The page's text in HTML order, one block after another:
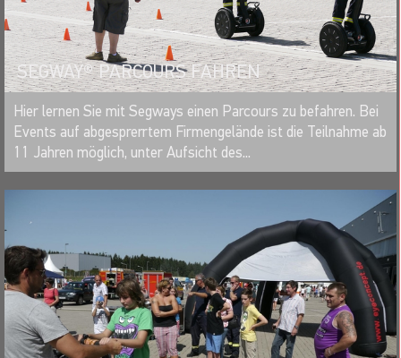
SEGWAY® PARCOURS FAHREN
MERKEN
Hier lernen Sie mit Segways einen Parcours zu befahren. Bei
Events auf abgesprerrtem Firmengelände ist die Teilnahme ab
11 Jahren möglich, unter Aufsicht des...